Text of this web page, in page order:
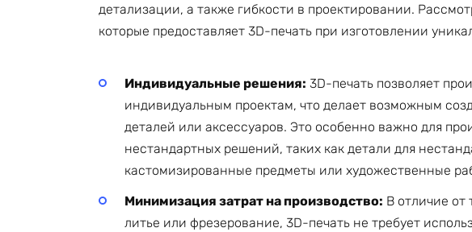
детализации, а также гибкости в проектировании.
которые предоставляет 3D-печать при изготовлении
Индивидуальные решения: 3D-печать позволяет
индивидуальным проектам, что делает возможным
деталей или аксессуаров. Это особенно важно для
нестандартных решений, таких как детали для
кастомизированные предметы или художественные
Минимизация затрат на производство: В отличие от
литье или фрезерование, 3D-печать не требует